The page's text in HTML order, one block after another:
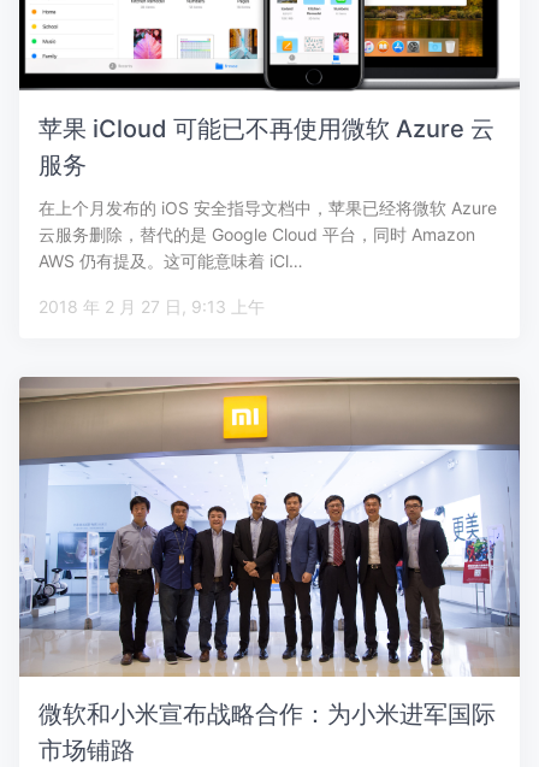
苹果 iCloud 可能已不再使用微软 Azure 云
服务
在上个月发布的 iOS 安全指导文档中，苹果已经将微软 Azure
云服务删除，替代的是 Google Cloud 平台，同时 Amazon
AWS 仍有提及。这可能意味着 iCl…
2018 年 2 月 27 日, 9:13 上午
微软和小米宣布战略合作：为小米进军国际
市场铺路